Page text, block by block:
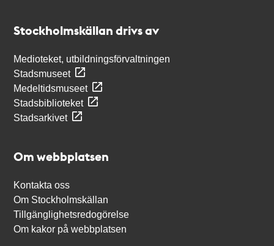
Stockholmskällan drivs av
Medioteket, utbildningsförvaltningen
Stadsmuseet
Medeltidsmuseet
Stadsbiblioteket
Stadsarkivet
Om webbplatsen
Kontakta oss
Om Stockholmskällan
Tillgänglighetsredogörelse
Om kakor på webbplatsen